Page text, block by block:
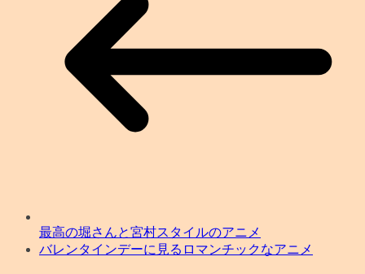
最高の堀さんと宮村スタイルのアニメ
バレンタインデーに見るロマンチックなアニメ